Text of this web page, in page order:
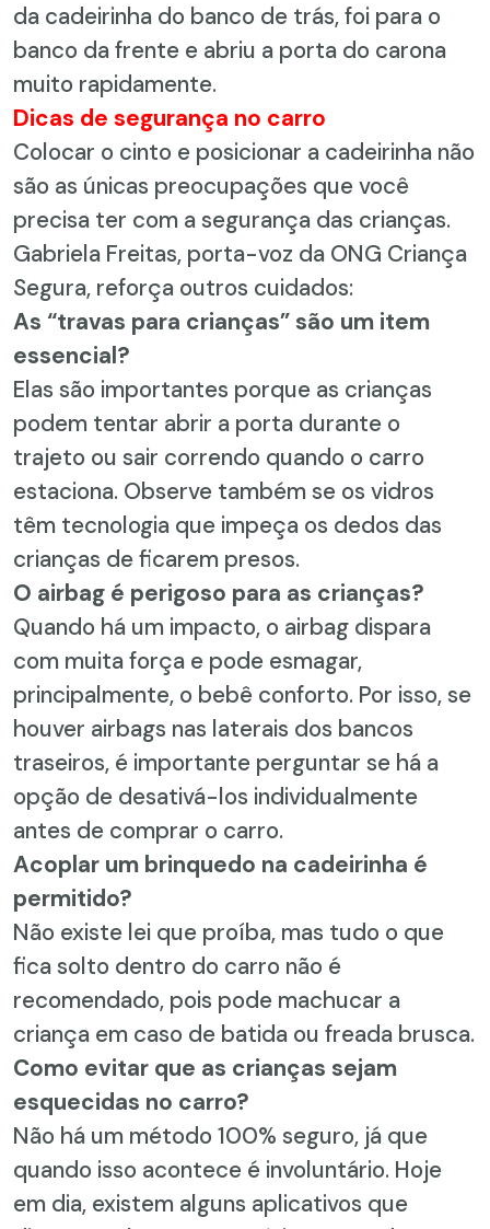
da cadeirinha do banco de trás, foi para o
banco da frente e abriu a porta do carona
muito rapidamente.
Dicas de segurança no carro
Colocar o cinto e posicionar a cadeirinha não
são as únicas preocupações que você
precisa ter com a segurança das crianças.
Gabriela Freitas, porta-voz da ONG Criança
Segura, reforça outros cuidados:
As “travas para crianças” são um item
essencial?
Elas são importantes porque as crianças
podem tentar abrir a porta durante o
trajeto ou sair correndo quando o carro
estaciona. Observe também se os vidros
têm tecnologia que impeça os dedos das
crianças de ficarem presos.
O airbag é perigoso para as crianças?
Quando há um impacto, o airbag dispara
com muita força e pode esmagar,
principalmente, o bebê conforto. Por isso, se
houver airbags nas laterais dos bancos
traseiros, é importante perguntar se há a
opção de desativá-los individualmente
antes de comprar o carro.
Acoplar um brinquedo na cadeirinha é
permitido?
Não existe lei que proíba, mas tudo o que
fica solto dentro do carro não é
recomendado, pois pode machucar a
criança em caso de batida ou freada brusca.
Como evitar que as crianças sejam
esquecidas no carro?
Não há um método 100% seguro, já que
quando isso acontece é involuntário. Hoje
em dia, existem alguns aplicativos que